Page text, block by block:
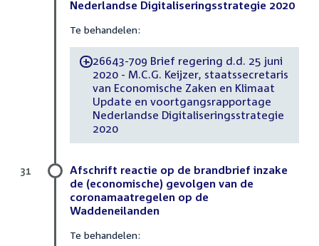
Nederlandse Digitaliseringsstrategie 2020
Te behandelen:
-26643-709 Brief regering d.d. 25 juni
2020 - M.C.G. Keijzer, staatssecretaris
van Economische Zaken en Klimaat
Update en voortgangsrapportage
Nederlandse Digitaliseringsstrategie
2020
Afschrift reactie op de brandbrief inzake
de (economische) gevolgen van de
coronamaatregelen op de
Waddeneilanden
Te behandelen:
31